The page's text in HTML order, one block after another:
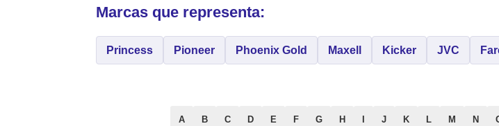
Marcas que representa:
Princess Pioneer Phoenix Gold Maxell Kicker JVC
A B C D E F G H J K L M N